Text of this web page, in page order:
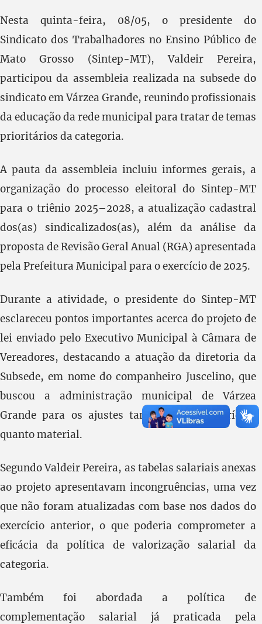
Nesta quinta-feira, 08/05, o presidente do
Sindicato dos Trabalhadores no Ensino Público de
Mato Grosso (Sintep-MT), Valdeir Pereira,
participou da assembleia realizada na subsede do
sindicato em Várzea Grande, reunindo profissionais
da educação da rede municipal para tratar de temas
prioritários da categoria.
A pauta da assembleia incluiu informes gerais, a
organização do processo eleitoral do Sintep-MT
para o triênio 2025–2028, a atualização cadastral
dos(as) sindicalizados(as), além da análise da
proposta de Revisão Geral Anual (RGA) apresentada
pela Prefeitura Municipal para o exercício de 2025.
Durante a atividade, o presidente do Sintep-MT
esclareceu pontos importantes acerca do projeto de
lei enviado pelo Executivo Municipal à Câmara de
Vereadores, destacando a atuação da diretoria da
Subsede, em nome do companheiro Juscelino, que
buscou a administração municipal de Várzea
Grande para os ajustes tanto de ordem jurídica
quanto material.
Segundo Valdeir Pereira, as tabelas salariais anexas
ao projeto apresentavam incongruências, uma vez
que não foram atualizadas com base nos dados do
exercício anterior, o que poderia comprometer a
eficácia da política de valorização salarial da
categoria.
Também foi abordada a política de
complementação salarial já praticada pela